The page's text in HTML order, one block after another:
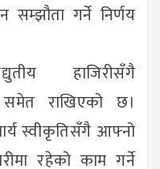
सम्झौता गर्ने निर्णय
हाजिरीसँगै
राखिएको छ।
स्वीकृतिसँगै आफ्नो
रहेको काम गर्ने